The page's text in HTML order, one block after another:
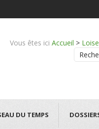
Vous êtes ici Accueil >
DU TEMPS